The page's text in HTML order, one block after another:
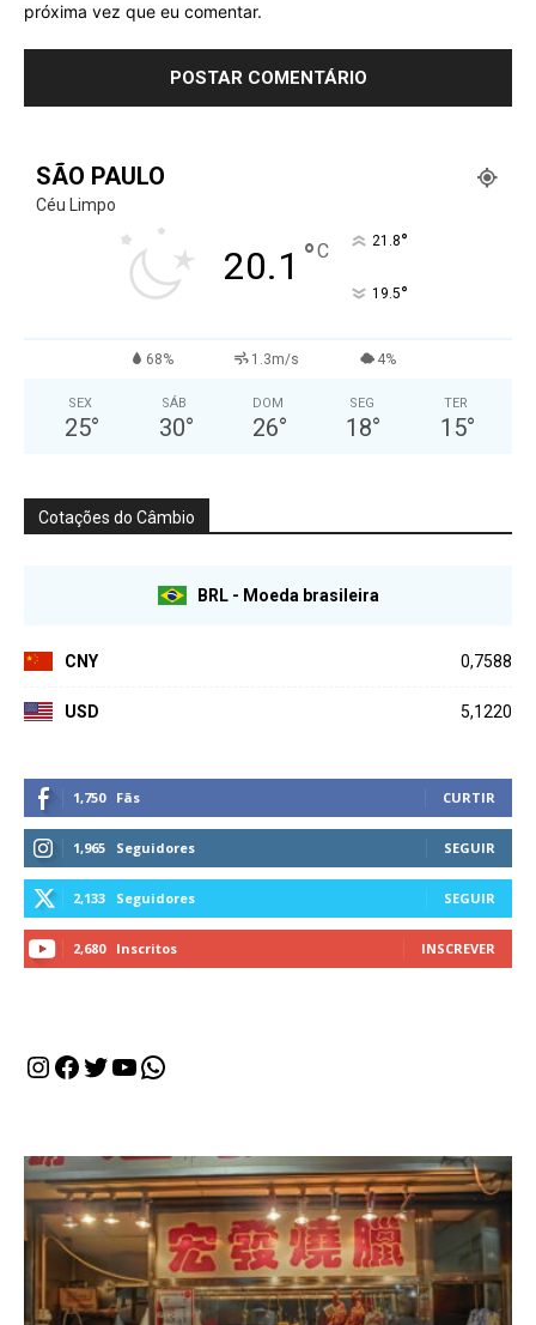
próxima vez que eu comentar.
SÃO PAULO
Céu Limpo
20.1 °C 21.8°
19.5°
68% 1.3m/s 4%
SEX
25°
SÁB
30°
DOM
26°
SEG
18°
TER
15°
Cotações do Câmbio
BRL - Moeda brasileira
CNY 0,7588
USD 5,1220
1,750 Fãs CURTIR
1,965 Seguidores SEGUIR
2,133 Seguidores SEGUIR
2,680 Inscritos INSCREVER
Instagram
Facebook
Twitter
Youtube
WhatsApp